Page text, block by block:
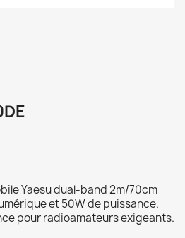
Yaesu dual-band 2m/70cm
et 50W de puissance.
pour radioamateurs exigeants.